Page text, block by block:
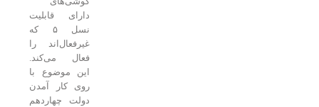
دارای قابلیت
نسل ۵ که
غیرفعال‌اند را
فعال می‌کند.
این موضوع با
روی کار آمدن
دولت چهاردهم